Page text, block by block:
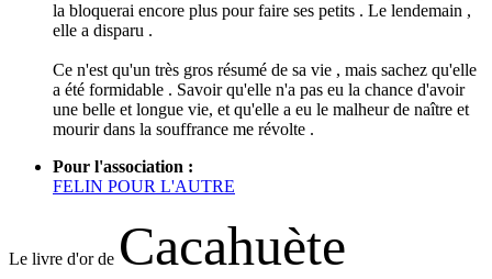
la bloquerai encore plus pour faire ses petits . Le lendemain ,
elle a disparu .
Ce n'est qu'un très gros résumé de sa vie , mais sachez qu'elle
a été formidable . Savoir qu'elle n'a pas eu la chance d'avoir
une belle et longue vie, et qu'elle a eu le malheur de naître et
mourir dans la souffrance me révolte .
Pour l'association :
FELIN POUR L'AUTRE
Le livre d'or de Cacahuète